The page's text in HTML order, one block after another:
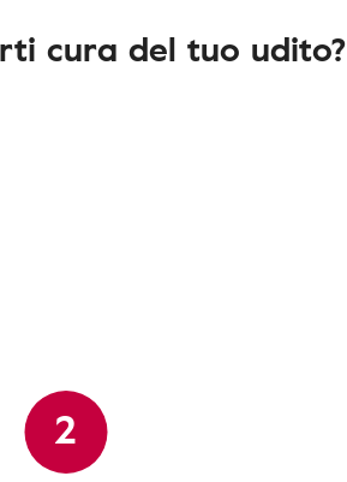
cura del tuo udito?
2